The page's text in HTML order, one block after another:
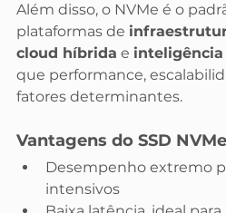
Além disso, o NVMe é o
plataformas de
cloud híbrida e inteligência
que performance,
fatores determinantes.
Vantagens do SSD NVMe
Desempenho extremo
intensivos